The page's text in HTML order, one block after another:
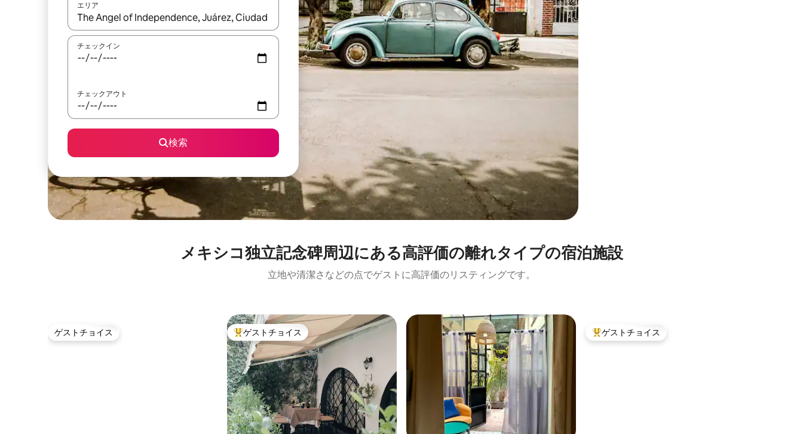
エリア
検索結果が表示されたら、上下の矢印キーを使って移動するか、画面をタッチまたはスワイプして検索結果を確認することができます。
チェックイン
チェックアウト
検索
メキシコ独立記念碑周辺にあ⁠る高⁠評⁠価の離⁠れ⁠タ⁠イ⁠プの宿⁠泊⁠施⁠設
立地や清潔さなどの点でゲストに高評価のリスティングです。
ゲストチョイス
ゲストチョイス 大好評のゲストチョイスです。
ゲストチョイス 大好評のゲストチョイスです。
ゲストチョイス